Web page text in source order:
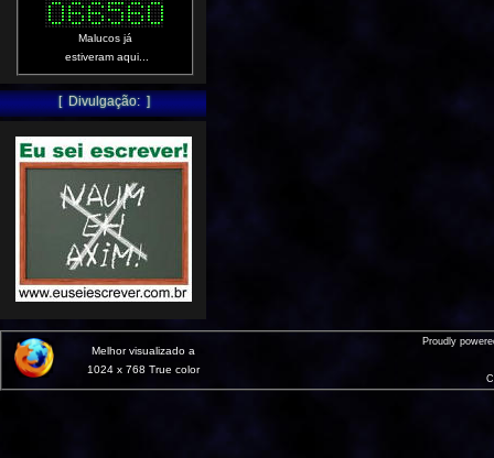
Malucos já
estiveram aqui...
[ Divulgação: ]
Melhor visualizado a
1024 x 768 True color
Proudly